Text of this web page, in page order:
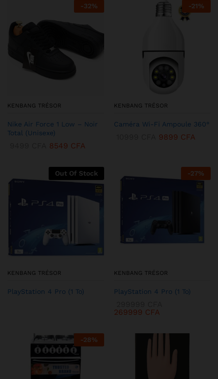
-32%
KENBANG TRÉSOR
Nike Air Force 1 Low – Noir
Total (Unisexe)
8549 CFA
-21%
KENBANG TRÉSOR
Caméra Wi-Fi Ampoule 360°
9899 CFA
Out Of Stock
KENBANG TRÉSOR
PlayStation 4 Pro (1 To)
-27%
KENBANG TRÉSOR
PlayStation 4 Pro (1 To)
269999 CFA
-28%